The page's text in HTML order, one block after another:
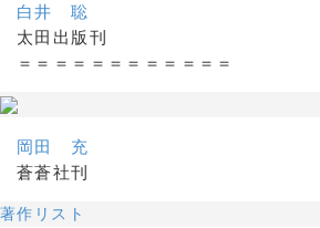
白井 聡
太田出版刊
＝＝＝＝＝＝＝＝＝＝＝＝
岡田 充
蒼蒼社刊
著作リスト